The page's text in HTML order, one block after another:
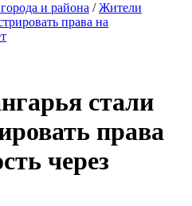
и района / Жители
права на
стали
права
через